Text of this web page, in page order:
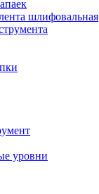
шлифовальная
уровни